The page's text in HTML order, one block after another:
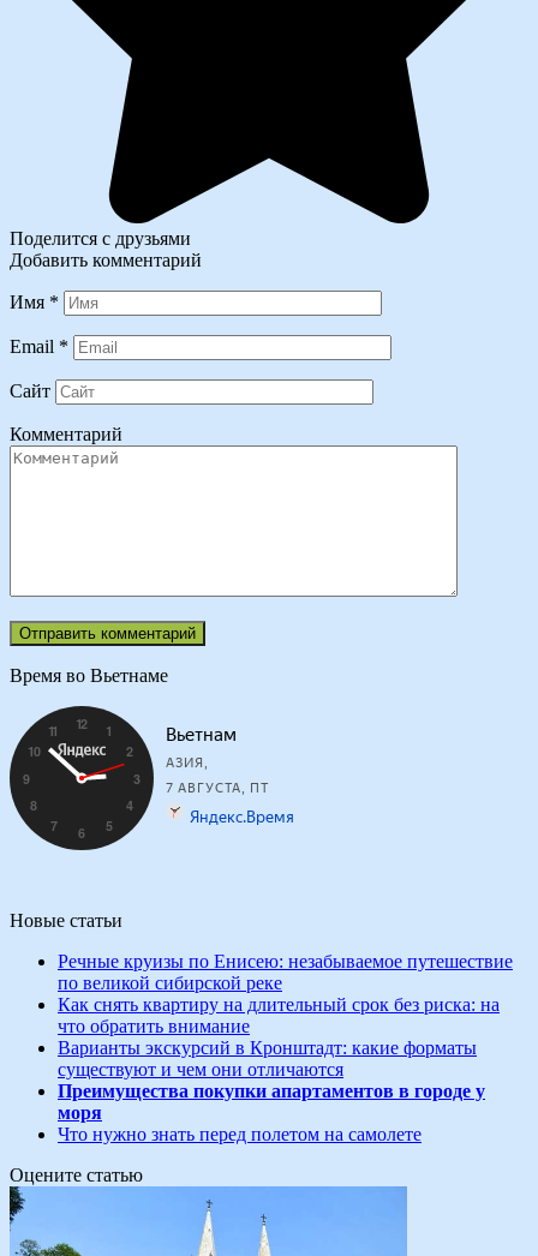
Поделится с друзьями
Добавить комментарий
Имя *
Email *
Сайт
Комментарий
Время во Вьетнаме
Новые статьи
Речные круизы по Енисею: незабываемое путешествие
по великой сибирской реке
Как снять квартиру на длительный срок без риска: на
что обратить внимание
Варианты экскурсий в Кронштадт: какие форматы
существуют и чем они отличаются
Преимущества покупки апартаментов в городе у
моря
Что нужно знать перед полетом на самолете
Оцените статью